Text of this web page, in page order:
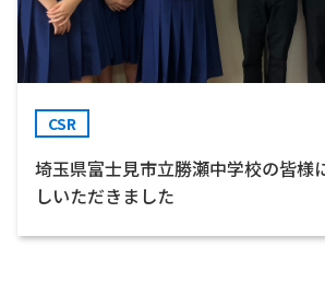
CSR
埼玉県富士見市立勝瀬中学校の皆様
しいただきました